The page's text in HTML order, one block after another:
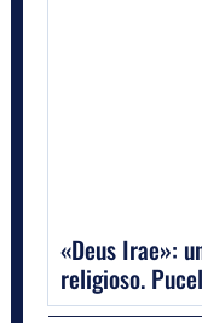
«Deus Irae»:
religioso.